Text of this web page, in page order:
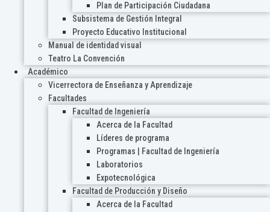
Plan de Participación Ciudadana
Subsistema de Gestión Integral
Proyecto Educativo Institucional
Manual de identidad visual
Teatro La Convención
Académico
Vicerrectora de Enseñanza y Aprendizaje
Facultades
Facultad de Ingeniería
Acerca de la Facultad
Líderes de programa
Programas | Facultad de Ingeniería
Laboratorios
Expotecnológica
Facultad de Producción y Diseño
Acerca de la Facultad